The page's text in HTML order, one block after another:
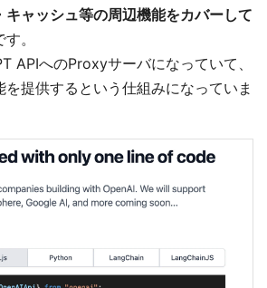
キャッシュ等の周辺機能をカバーして
。
APIへのProxyサーバになっていて、
提供するという仕組みになっていま